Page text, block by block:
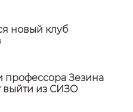
новый клуб
Зезина
выйти из СИЗО